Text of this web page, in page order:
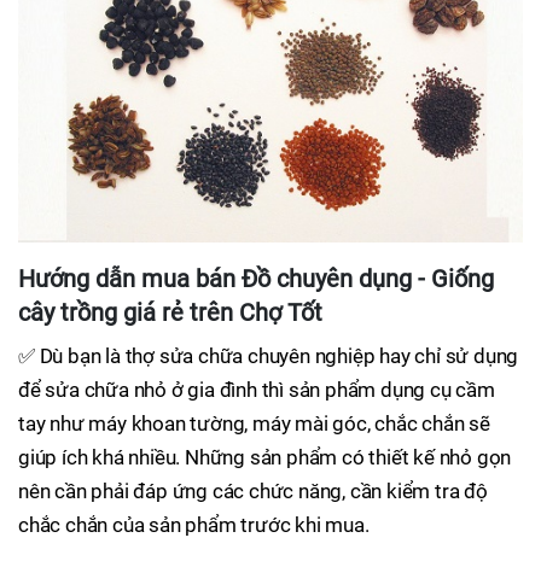
Hướng dẫn mua bán Đồ chuyên dụng - Giống
cây trồng giá rẻ trên Chợ Tốt
✅ Dù bạn là thợ sửa chữa chuyên nghiệp hay chỉ sử dụng
để sửa chữa nhỏ ở gia đình thì sản phẩm dụng cụ cầm
tay như máy khoan tường, máy mài góc, chắc chắn sẽ
giúp ích khá nhiều. Những sản phẩm có thiết kế nhỏ gọn
nên cần phải đáp ứng các chức năng, cần kiểm tra độ
chắc chắn của sản phẩm trước khi mua.